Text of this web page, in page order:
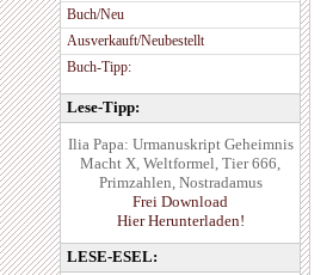
Buch/Neu
Ausverkauft/Neubestellt
Buch-Tipp:
Lese-Tipp:
Ilia Papa: Urmanuskript Geheimnis
Macht X, Weltformel, Tier 666,
Primzahlen, Nostradamus
Frei Download
Hier Herunterladen!
LESE-ESEL: